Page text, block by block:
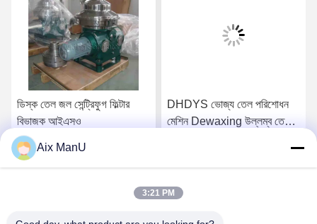
ডিস্ক তেল জল সেন্ট্রিফুগ ফিল্টার
বিভাজক আইএসও
সেরা দাম পান
DHDYS ভোজ্য তেল পরিশোধন
মেশিন Dewaxing উল্লম্ব তেল
সেরা দাম পান
Aix ManU
3:21 PM